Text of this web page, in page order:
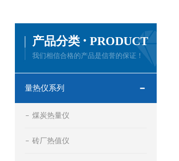
产品分类 · PRODUCT
我们相信合格的产品是信誉的保证！
量热仪系列
煤炭热量仪
砖厂热值仪